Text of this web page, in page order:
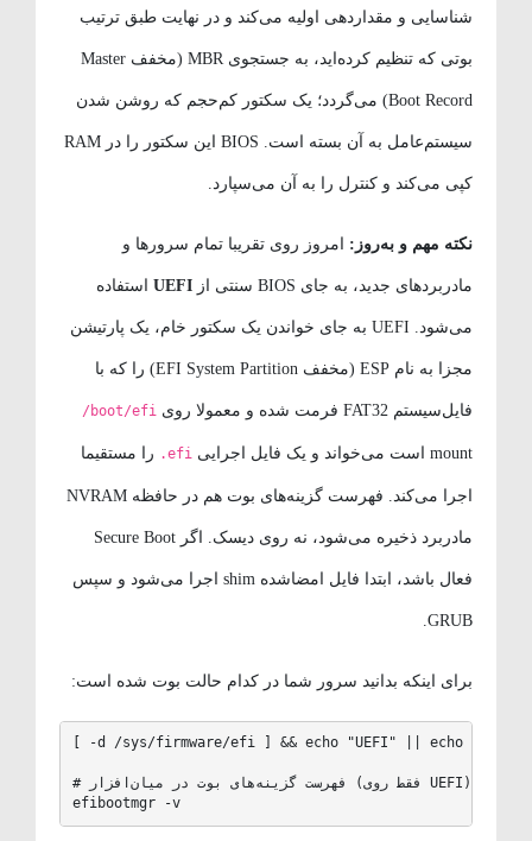
شناسایی و مقداردهی اولیه می‌کند و در نهایت طبق ترتیب
بوتی که تنظیم کرده‌اید، به جستجوی MBR (مخفف Master
Boot Record) می‌گردد؛ یک سکتور کم‌حجم که روشن شدن
سیستم‌عامل به آن بسته است. BIOS این سکتور را در RAM
کپی می‌کند و کنترل را به آن می‌سپارد.
نکته مهم و به‌روز: امروز روی تقریبا تمام سرورها و
مادربردهای جدید، به جای BIOS سنتی از UEFI استفاده
می‌شود. UEFI به جای خواندن یک سکتور خام، یک پارتیشن
مجزا به نام ESP (مخفف EFI System Partition) را که با
فایل‌سیستم FAT32 فرمت شده و معمولا روی /boot/efi
mount است می‌خواند و یک فایل اجرایی .efi را مستقیما
اجرا می‌کند. فهرست گزینه‌های بوت هم در حافظه NVRAM
مادربرد ذخیره می‌شود، نه روی دیسک. اگر Secure Boot
فعال باشد، ابتدا فایل امضاشده shim اجرا می‌شود و سپس
GRUB.
برای اینکه بدانید سرور شما در کدام حالت بوت شده است:
[ -d /sys/firmware/efi ] && echo "UEFI" || echo "Legacy
# فهرست گزینه‌های بوت در میان‌افزار (فقط روی UEFI)
efibootmgr -v